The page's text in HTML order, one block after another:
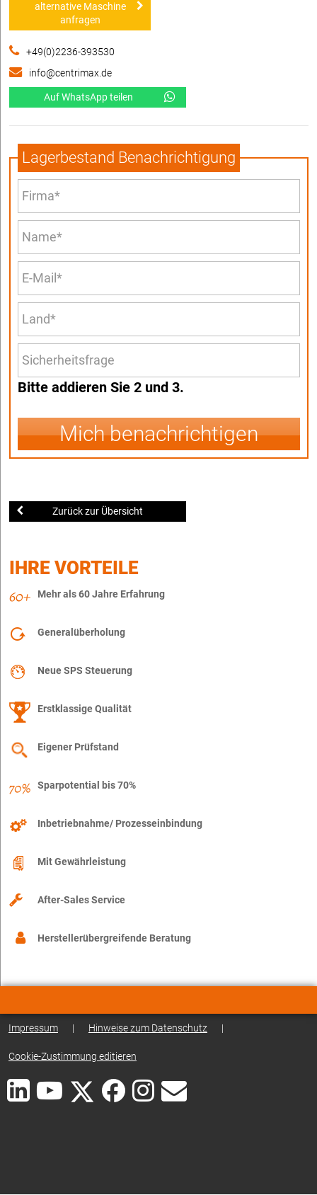
alternative Maschine
anfragen
+49(0)2236-393530
info@centrimax.de
Auf WhatsApp teilen
Lagerbestand Benachrichtigung
Bitte addieren Sie 2 und 3.
Mich benachrichtigen
Zurück zur Übersicht
IHRE VORTEILE
Mehr als 60 Jahre Erfahrung
Generalüberholung
Neue SPS Steuerung
Erstklassige Qualität
Eigener Prüfstand
Sparpotential bis 70%
Inbetriebnahme/ Prozesseinbindung
Mit Gewährleistung
After-Sales Service
Herstellerübergreifende Beratung
Impressum | Hinweise zum Datenschutz |
Cookie-Zustimmung editieren